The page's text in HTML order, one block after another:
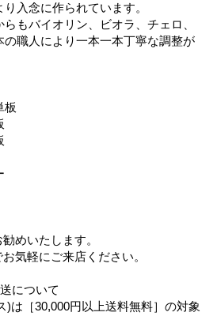
入念に作られています。
もバイオリン、ビオラ、チェロ、
の職人により一本一本丁寧な調整が
板
めいたします。
気軽にご来店ください。
について
は［30,000円以上送料無料］の対象